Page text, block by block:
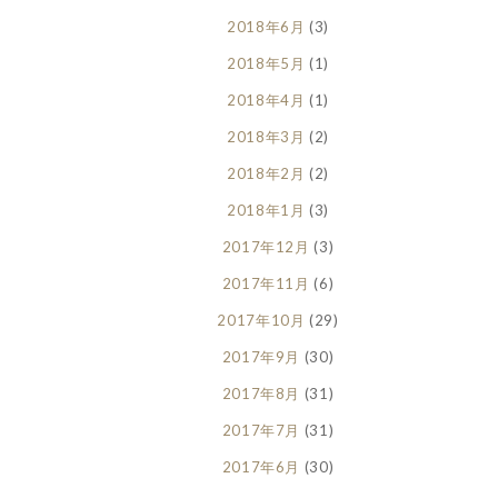
2018年6月 (3)
2018年5月 (1)
2018年4月 (1)
2018年3月 (2)
2018年2月 (2)
2018年1月 (3)
2017年12月 (3)
2017年11月 (6)
2017年10月 (29)
2017年9月 (30)
2017年8月 (31)
2017年7月 (31)
2017年6月 (30)